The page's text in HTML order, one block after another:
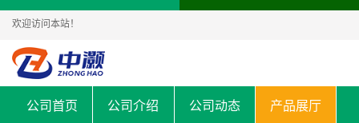
欢迎访问本站！
公司首页 公司介绍 公司动态 产品展厅